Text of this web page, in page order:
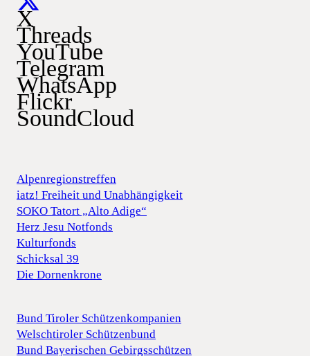
X
Threads
YouTube
Telegram
WhatsApp
Flickr
SoundCloud
Alpenregionstreffen
iatz! Freiheit und Unabhängigkeit
SOKO Tatort „Alto Adige“
Herz Jesu Notfonds
Kulturfonds
Schicksal 39
Die Dornenkrone
Bund Tiroler Schützenkompanien
Welschtiroler Schützenbund
Bund Bayerischen Gebirgsschützen